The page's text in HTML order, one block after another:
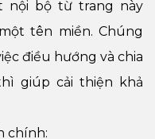
nội bộ từ trang này
tên miền. Chúng
điều hướng và chia
giúp cải thiện khả
chính: